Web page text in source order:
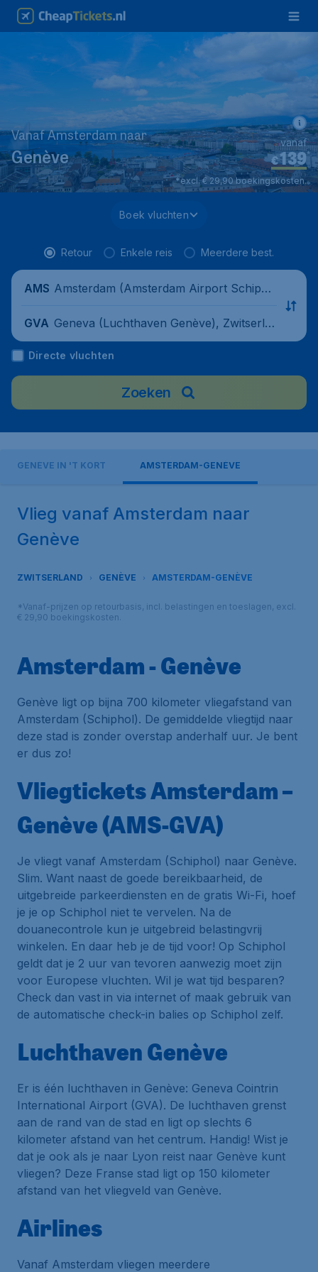
Vanaf Amsterdam naar
Genève €139*
vanaf
*excl. € 29,90 boekingskosten.
Boek vluchten
Retour Enkele reis Meerdere best.
AMS Amsterdam (Amsterdam Airport Schipho
GVA Geneva (Luchthaven Genève), Zwitserla
nd
Directe vluchten
Zoeken
GENÈVE IN 'T KORT AMSTERDAM-GENÈVE
Vlieg vanaf Amsterdam naar
Genève
ZWITSERLAND GENÈVE AMSTERDAM-GENÈVE
*Vanaf-prijzen op retourbasis, incl. belastingen en toeslagen, excl.
€ 29,90 boekingskosten.
Amsterdam - Genève
Genève ligt op bijna 700 kilometer vliegafstand van
Amsterdam (Schiphol). De gemiddelde vliegtijd naar
deze stad is zonder overstap anderhalf uur. Je bent
er dus zo!
Vliegtickets Amsterdam –
Genève (AMS-GVA)
Je vliegt vanaf Amsterdam (Schiphol) naar Genève.
Slim. Want naast de goede bereikbaarheid, de
uitgebreide parkeerdiensten en de gratis Wi-Fi, hoef
je je op Schiphol niet te vervelen. Na de
douanecontrole kun je uitgebreid belastingvrij
winkelen. En daar heb je de tijd voor! Op Schiphol
geldt dat je 2 uur van tevoren aanwezig moet zijn
voor Europese vluchten. Wil je wat tijd besparen?
Check dan vast in via internet of maak gebruik van
de automatische check-in balies op Schiphol zelf.
Luchthaven Genève
Er is één luchthaven in Genève: Geneva Cointrin
International Airport (GVA). De luchthaven grenst
aan de rand van de stad en ligt op slechts 6
kilometer afstand van het centrum. Handig! Wist je
dat je ook als je naar Lyon reist naar Genève kunt
vliegen? Deze Franse stad ligt op 150 kilometer
afstand van het vliegveld van Genève.
Airlines
Vanaf Amsterdam vliegen meerdere